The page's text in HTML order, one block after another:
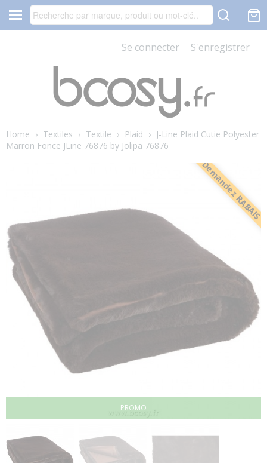
Se connecter S'enregistrer
Home › Textiles › Textile › Plaid › J-Line Plaid Cutie Polyester
Marron Fonce JLine 76876 by Jolipa 76876
PROMO
Demandez RABAIS